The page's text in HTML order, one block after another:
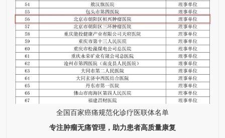
全国百家癌痛规范化诊疗医联体名单
专注肿瘤无痛管理，助力患者高质量康复